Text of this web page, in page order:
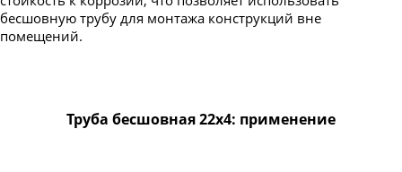
Труба бесшовная 550
бесшовную трубу для монтажа конструкций вне
помещений.
Труба бесшовная 22х4: применение